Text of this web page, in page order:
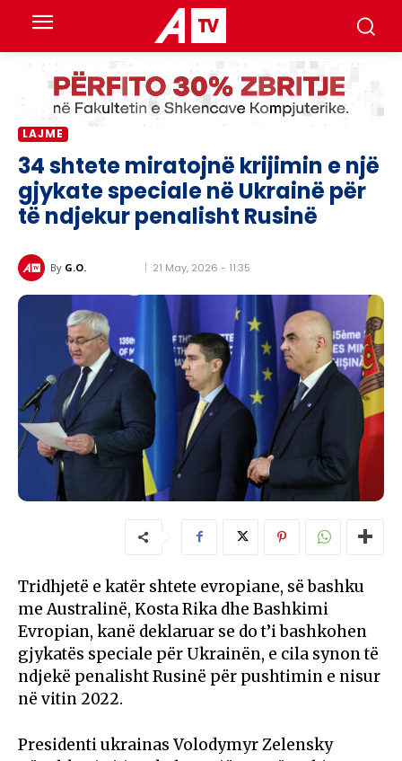
LAJME
34 shtete miratojnë krijimin e një
gjykate speciale në Ukrainë për
të ndjekur penalisht Rusinë
By G.O. 21 May, 2026 - 11:35
Tridhjetë e katër shtete evropiane, së bashku
me Australinë, Kosta Rika dhe Bashkimi
Evropian, kanë deklaruar se do t’i bashkohen
gjykatës speciale për Ukrainën, e cila synon të
ndjekë penalisht Rusinë për pushtimin e nisur
në vitin 2022.
Presidenti ukrainas Volodymyr Zelensky